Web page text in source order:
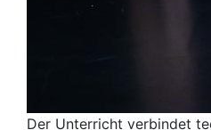
Der Unterricht verbindet